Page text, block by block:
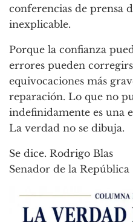
conferencias de prensa
inexplicable.
Porque la confianza
errores pueden
equivocaciones más
reparación. Lo que no
indefinidamente es una
La verdad no se dibuja.
Se dice. Rodrigo Blas
Senador de la República